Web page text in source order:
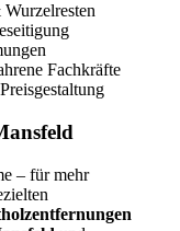
Fachkräfte
– für mehr